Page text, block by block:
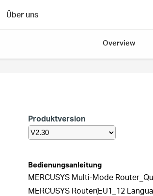
Über uns
Overview
Produktversion
Bedienungsanleitung
MERCUSYS Multi-Mode
MERCUSYS Router(EU1_12